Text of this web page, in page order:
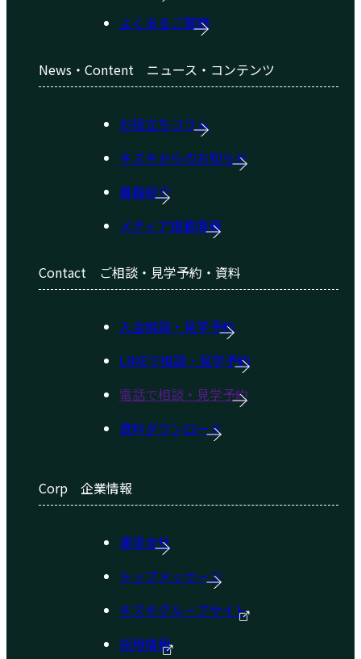
よくあるご質問
News・Content ニュース・コンテンツ
お役立ちコラム
キズキからのお知らせ
書籍紹介
メディア掲載情報
Contact ご相談・見学予約・資料
入会相談・見学予約
LINEで相談・見学予約
電話で相談・見学予約
資料ダウンロード
Corp 企業情報
運営会社
トップメッセージ
キズキグループサイト
採用情報